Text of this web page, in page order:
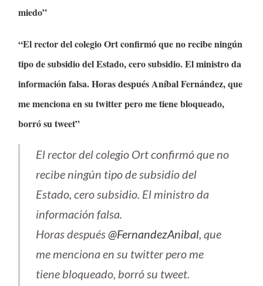
miedo”
“El rector del colegio Ort confirmó que no recibe ningún
tipo de subsidio del Estado, cero subsidio. El ministro da
información falsa. Horas después Aníbal Fernández, que
me menciona en su twitter pero me tiene bloqueado,
borró su tweet”
El rector del colegio Ort confirmó que no
recibe ningún tipo de subsidio del
Estado, cero subsidio. El ministro da
información falsa.
Horas después@FernandezAnibal, que
me menciona en su twitter pero me
tiene bloqueado, borró su tweet.